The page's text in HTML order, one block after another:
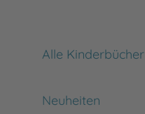
Alle Kinderbücher
Neuheiten